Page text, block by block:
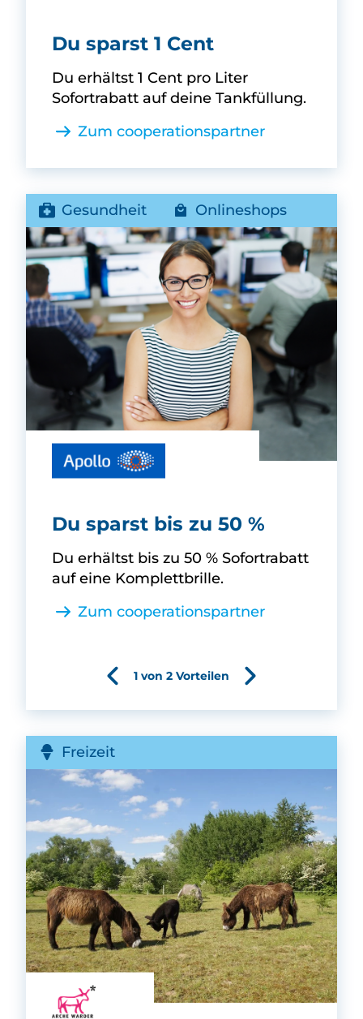
Anton Willer -
Du sparst 1 Cent
Du erhältst 1 Cent pro Liter
Sofortrabatt auf deine Tankfüllung.
Zum cooperationspartner
Gesundheit Onlineshops
Apollo-Optik -
Du sparst bis zu 50 %
Du erhältst bis zu 50 % Sofortrabatt
auf eine Komplettbrille.
Zum cooperationspartner
1 von 2 Vorteilen
Freizeit